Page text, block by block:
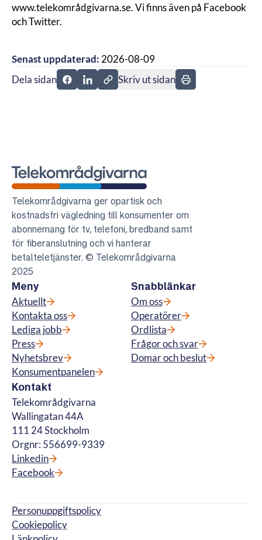
www.telekområdgivarna.se. Vi finns även på Facebook
ochTwitter.
Senast uppdaterad: 2026-08-09
Dela sidan
Dela sidan på Facebook
Dela sidan på Linkedin
Skriv ut sidan
Telekområdgivarna
Telekområdgivarna ger opartisk och
kostnadsfri vägledning till konsumenter om
abonnemang för tv, telefoni, bredband samt
för fiberanslutning och vi hanterar
betalteletjänster. © Telekområdgivarna
2025
Meny
Aktuellt
Kontakta oss
Lediga jobb
Press
Nyhetsbrev
Konsumentpanelen
Snabblänkar
Om oss
Operatörer
Ordlista
Frågor och svar
Domar och beslut
Kontakt
Telekområdgivarna
Wallingatan 44A
111 24 Stockholm
Orgnr: 556699-9339
Linkedin
Facebook
Personuppgiftspolicy
Cookiepolicy